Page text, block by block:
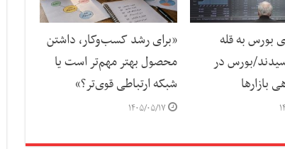
به قله
بورس در
بازارها
«برای رشد کسب‌وکار، داشتن
محصول بهتر مهم‌تر است یا
شبکه ارتباطی قوی‌تر؟»
۱۴۰۵/۰۵/۱۷